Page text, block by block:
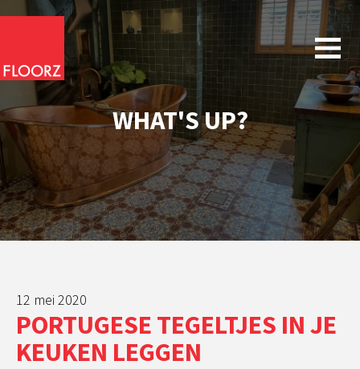
WHAT'S UP?
12 mei 2020
PORTUGESE TEGELTJES IN JE
KEUKEN LEGGEN